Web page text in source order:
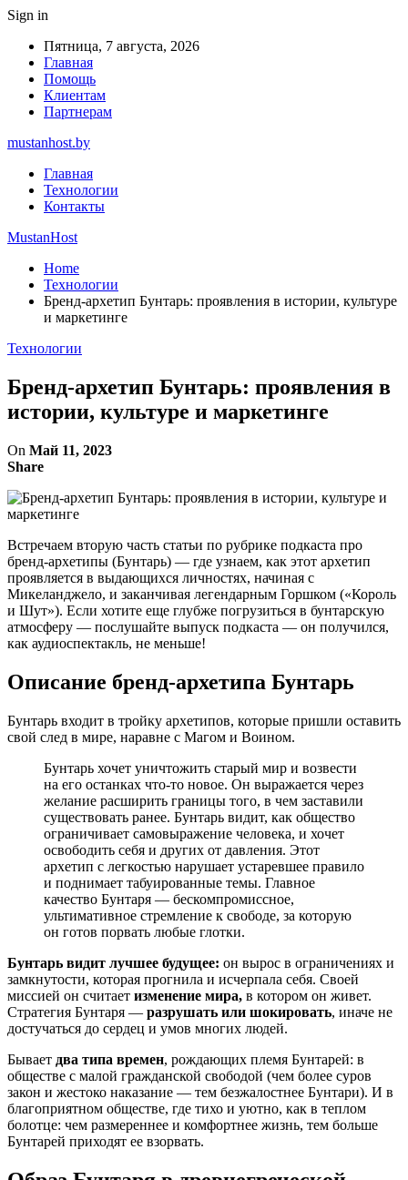
Sign in
Пятница, 7 августа, 2026
Главная
Помощь
Клиентам
Партнерам
mustanhost.by
Главная
Технологии
Контакты
MustanHost
Home
Технологии
Бренд-архетип Бунтарь: проявления в истории, культуре
и маркетинге
Технологии
Бренд-архетип Бунтарь: проявления в
истории, культуре и маркетинге
On Май 11, 2023
Share
Встречаем вторую часть статьи по рубрике подкаста про
бренд-архетипы (Бунтарь) — где узнаем, как этот архетип
проявляется в выдающихся личностях, начиная с
Микеланджело, и заканчивая легендарным Горшком («Король
и Шут»). Если хотите еще глубже погрузиться в бунтарскую
атмосферу — послушайте выпуск подкаста — он получился,
как аудиоспектакль, не меньше!
Описание бренд-архетипа Бунтарь
Бунтарь входит в тройку архетипов, которые пришли оставить
свой след в мире, наравне с Магом и Воином.
Бунтарь хочет уничтожить старый мир и возвести
на его останках что-то новое. Он выражается через
желание расширить границы того, в чем заставили
существовать ранее. Бунтарь видит, как общество
ограничивает самовыражение человека, и хочет
освободить себя и других от давления. Этот
архетип с легкостью нарушает устаревшее правило
и поднимает табуированные темы. Главное
качество Бунтаря — бескомпромиссное,
ультимативное стремление к свободе, за которую
он готов порвать любые глотки.
Бунтарь видит лучшее будущее: он вырос в ограничениях и
замкнутости, которая прогнила и исчерпала себя. Своей
миссией он считает изменение мира, в котором он живет.
Стратегия Бунтаря — разрушать или шокировать, иначе не
достучаться до сердец и умов многих людей.
Бывает два типа времен, рождающих племя Бунтарей: в
обществе с малой гражданской свободой (чем более суров
закон и жестоко наказание — тем безжалостнее Бунтари). И в
благоприятном обществе, где тихо и уютно, как в теплом
болотце: чем размереннее и комфортнее жизнь, тем больше
Бунтарей приходят ее взорвать.